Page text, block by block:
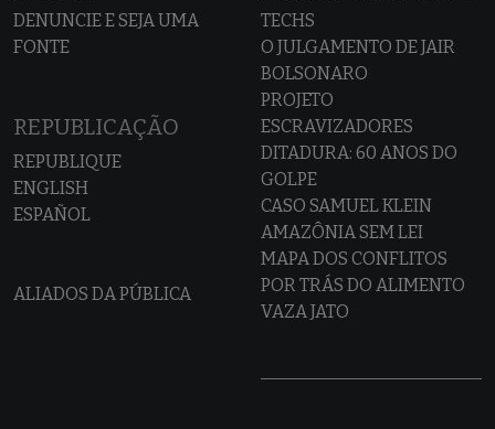
DENUNCIE E SEJA UMA
FONTE
REPUBLICAÇÃO
REPUBLIQUE
ENGLISH
ESPAÑOL
ALIADOS DA PÚBLICA
TECHS
O JULGAMENTO DE JAIR
BOLSONARO
PROJETO
ESCRAVIZADORES
DITADURA: 60 ANOS DO
GOLPE
CASO SAMUEL KLEIN
AMAZÔNIA SEM LEI
MAPA DOS CONFLITOS
POR TRÁS DO ALIMENTO
VAZA JATO